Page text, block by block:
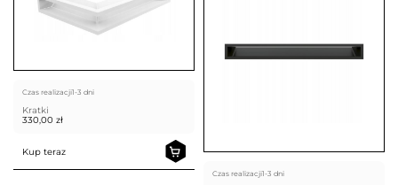
Czas realizacji1-3 dni
Kratki
330,00 zł
Kup teraz
Czas realizacji1-3 dni